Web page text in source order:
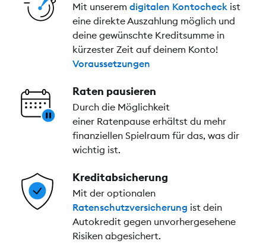
Mit unserem digitalen Kontocheck ist
eine direkte Auszahlung möglich und
deine gewünschte Kreditsumme in
kürzester Zeit auf deinem Konto!
Voraussetzungen
Raten pausieren
Durch die Möglichkeit
einer Ratenpause erhältst du mehr
finanziellen Spielraum für das, was dir
wichtig ist.
Kreditabsicherung
Mit der optionalen
Ratenschutzversicherung ist dein
Autokredit gegen unvorhergesehene
Risiken abgesichert.